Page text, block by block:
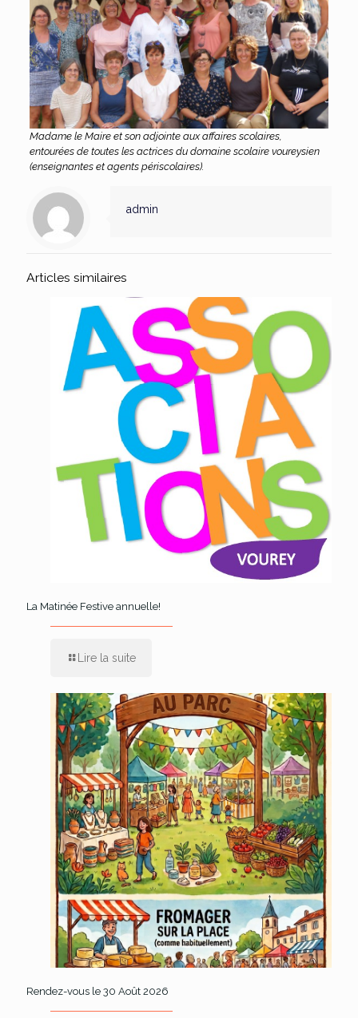
Madame le Maire et son adjointe aux affaires scolaires,
entourées de toutes les actrices du domaine scolaire voureysien
(enseignantes et agents périscolaires).
admin
Articles similaires
La Matinée Festive annuelle!
Lire la suite
Rendez-vous le 30 Août 2026